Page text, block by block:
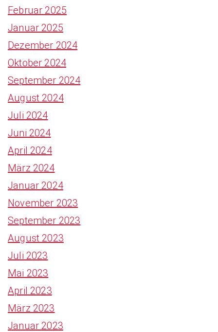
Februar 2025
Januar 2025
Dezember 2024
Oktober 2024
September 2024
August 2024
Juli 2024
Juni 2024
April 2024
März 2024
Januar 2024
November 2023
September 2023
August 2023
Juli 2023
Mai 2023
April 2023
März 2023
Januar 2023